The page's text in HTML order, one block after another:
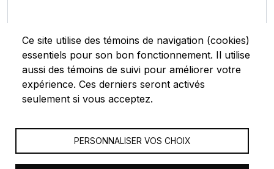
Instructions spécifiques
Ce site utilise des témoins de navigation (cookies)
essentiels pour son bon fonctionnement. Il utilise
aussi des témoins de suivi pour améliorer votre
expérience. Ces derniers seront activés
seulement si vous acceptez.
PERSONNALISER VOS CHOIX